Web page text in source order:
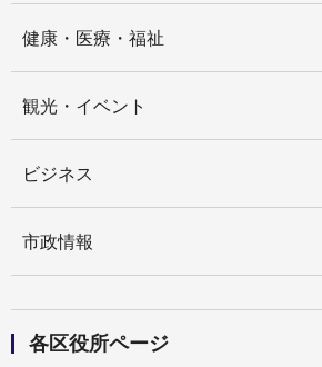
健康・医療・福祉
観光・イベント
ビジネス
市政情報
各区役所ページ